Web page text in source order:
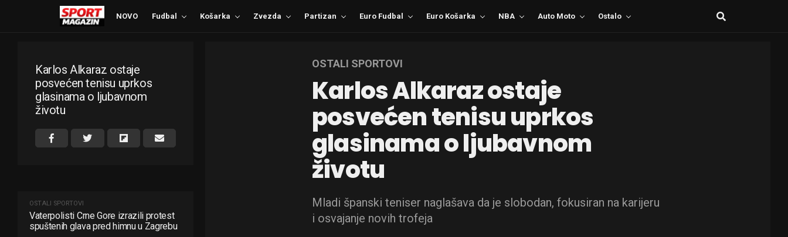
NOVO Fudbal Košarka Zvezda Partizan Euro Fudbal Euro Košarka NBA Auto Moto Ostalo
Karlos Alkaraz ostaje
posvećen tenisu uprkos
glasinama o ljubavnom
životu
OSTALI SPORTOVI
Vaterpolisti Crne Gore izrazili protest
spuštenih glava pred himnu u Zagrebu
OSTALI SPORTOVI
Karlos Alkaraz ostaje
posvećen tenisu uprkos
glasinama o ljubavnom
životu
Mladi španski teniser naglašava da je slobodan, fokusiran na karijeru
i osvajanje novih trofeja